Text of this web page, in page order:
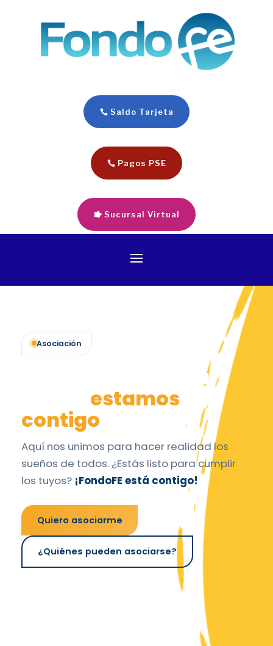
Saldo Tarjeta
Pagos PSE
Sucursal Virtual
Asociación
Bienvenido al lugar
estamos
contigo
Aquí nos unimos para hacer realidad los
sueños de todos. ¿Estás listo para cumplir
los tuyos? ¡FondoFE está contigo!
Quiero asociarme
¿Quiénes pueden asociarse?